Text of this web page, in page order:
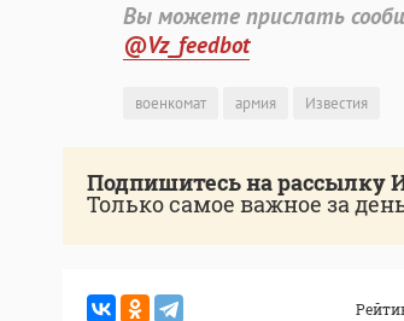
Вы можете прислать
@Vz_feedbot
военкомат армия Известия
Подпишитесь на рассылку
Только самое важное за